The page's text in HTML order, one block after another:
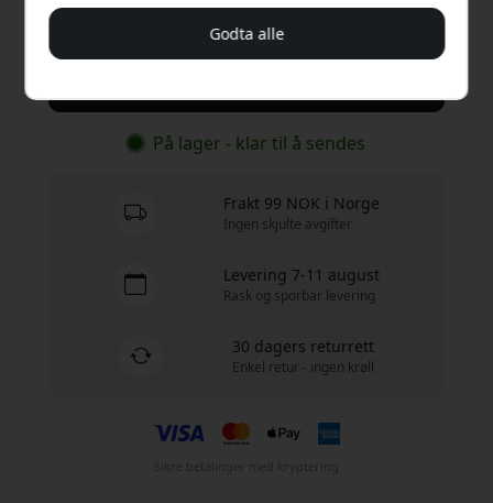
2 399 NOK
På lager - klar til å sendes
Frakt 99 NOK i Norge
Ingen skjulte avgifter
Levering 7-11 august
Rask og sporbar levering
30 dagers returrett
Enkel retur - ingen krøll
Godta alle